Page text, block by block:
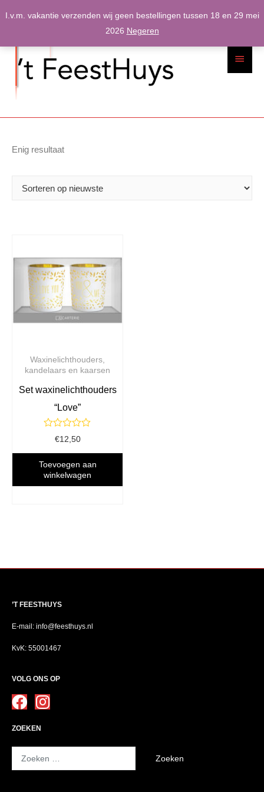
I.v.m. vakantie verzenden wij geen bestellingen tussen 18 en 29 mei
2026 Negeren
Enig resultaat
Waxinelichthouders,
kandelaars en kaarsen
Set waxinelichthouders
“Love”
Gewaardeerd
uit
5
€12,50
Toevoegen aan
winkelwagen
’T FEESTHUYS
E-mail: info@feesthuys.nl
KvK: 55001467
VOLG ONS OP
ZOEKEN